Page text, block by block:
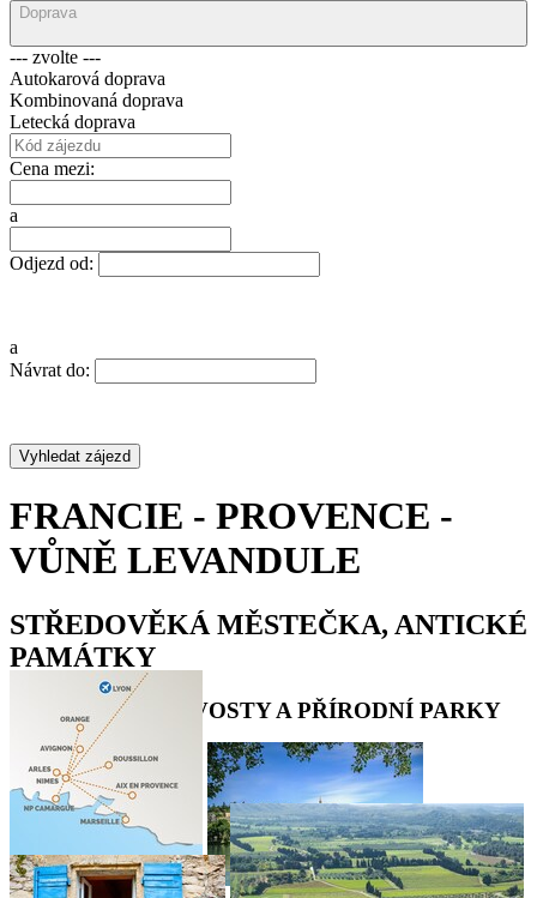
Doprava
--- zvolte ---
Autokarová doprava
Kombinovaná doprava
Letecká doprava
Cena mezi:
a
Odjezd od:
a
Návrat do:
FRANCIE - PROVENCE -
VŮNĚ LEVANDULE
STŘEDOVĚKÁ MĚSTEČKA, ANTICKÉ
PAMÁTKY
TURISTICKÉ SKVOSTY A PŘÍRODNÍ PARKY
•••••••